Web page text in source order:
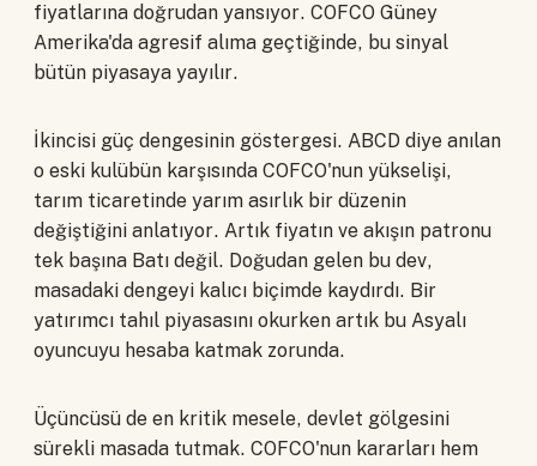
fiyatlarına doğrudan yansıyor. COFCO Güney
Amerika'da agresif alıma geçtiğinde, bu sinyal
bütün piyasaya yayılır.
İkincisi güç dengesinin göstergesi. ABCD diye anılan
o eski kulübün karşısında COFCO'nun yükselişi,
tarım ticaretinde yarım asırlık bir düzenin
değiştiğini anlatıyor. Artık fiyatın ve akışın patronu
tek başına Batı değil. Doğudan gelen bu dev,
masadaki dengeyi kalıcı biçimde kaydırdı. Bir
yatırımcı tahıl piyasasını okurken artık bu Asyalı
oyuncuyu hesaba katmak zorunda.
Üçüncüsü de en kritik mesele, devlet gölgesini
sürekli masada tutmak. COFCO'nun kararları hem